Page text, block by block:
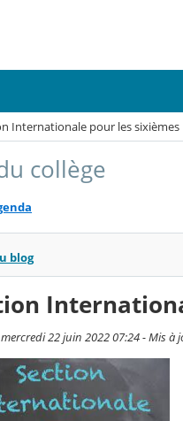
Internationale pour les sixièmes
collège
blog
22 juin 2022 07:24 - Mis à